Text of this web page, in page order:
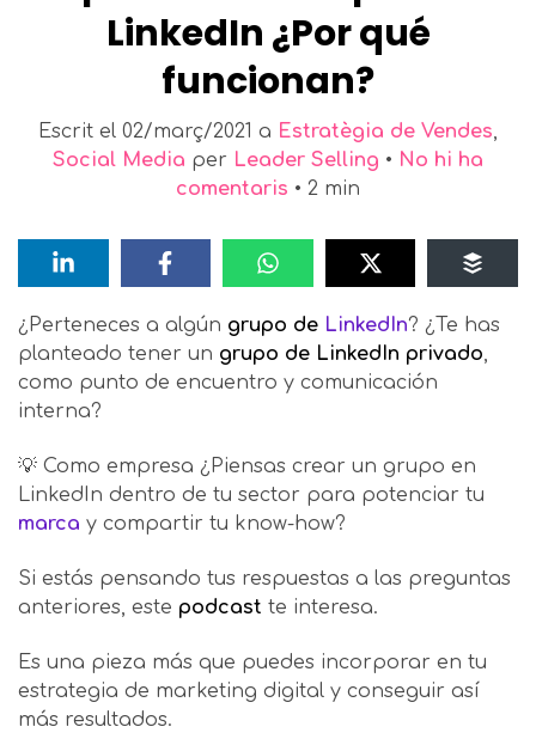
LinkedIn ¿Por qué
funcionan?
Escrit el 02/març/2021 a Estratègia de Vendes,
Social Media per Leader Selling • No hi ha
comentaris • 2 min
¿Perteneces a algún grupo de LinkedIn? ¿Te has
planteado tener un grupo de LinkedIn privado,
como punto de encuentro y comunicación
interna?
💡 Como empresa ¿Piensas crear un grupo en
LinkedIn dentro de tu sector para potenciar tu
marca y compartir tu know-how?
Si estás pensando tus respuestas a las preguntas
anteriores, este podcast te interesa.
Es una pieza más que puedes incorporar en tu
estrategia de marketing digital y conseguir así
más resultados.